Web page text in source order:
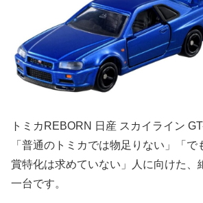
トミカREBORN 日産 スカイライン
「普通のトミカでは物足りない」「
賞特化は求めていない」人に向けた、
一台です。